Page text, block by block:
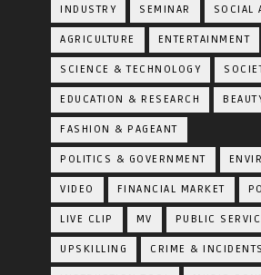
INDUSTRY SEMINAR SOCIAL
AGRICULTURE ENTERTAINMENT
SCIENCE & TECHNOLOGY
EDUCATION & RESEARCH
FASHION & PAGEANT
POLITICS & GOVERNMENT
VIDEO FINANCIAL MARKET
LIVE CLIP MV PUBLIC
UPSKILLING CRIME & INCIDENTS